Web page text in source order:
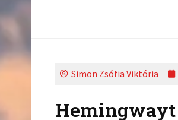
Simon Zsófia Viktória
Hemingwayt